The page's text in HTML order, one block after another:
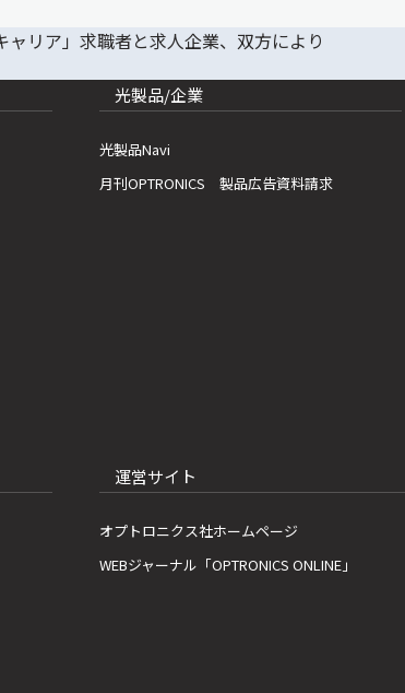
光製品/企業
光製品Navi
月刊OPTRONICS 製品広告資料請求
運営サイト
オプトロニクス社ホームページ
WEBジャーナル「OPTRONICS ONLINE」